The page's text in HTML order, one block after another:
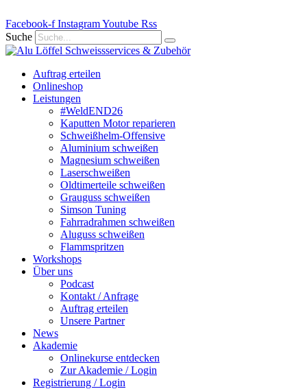
Inhalt
springen
Facebook-f InstagramYoutube Rss
Suche
Auftrag erteilen
Onlineshop
Leistungen
#WeldEND26
Kaputten Motor reparieren
Schweißhelm-Offensive
Aluminium schweißen
Magnesium schweißen
Laserschweißen
Oldtimerteile schweißen
Grauguss schweißen
Simson Tuning
Fahrradrahmen schweißen
Aluguss schweißen
Flammspritzen
Workshops
Über uns
Podcast
Kontakt / Anfrage
Auftrag erteilen
Unsere Partner
News
Akademie
Onlinekurse entdecken
Zur Akademie / Login
Registrierung / Login